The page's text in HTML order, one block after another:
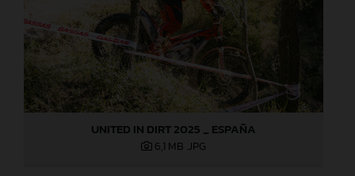
UNITED IN DIRT 2025 _ ESPAÑA
6,1 MB .JPG